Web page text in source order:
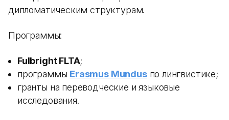
дипломатическим структурам.
Программы:
Fulbright FLTA;
программы Erasmus Mundusпо лингвистике;
гранты на переводческие и языковые
исследования.